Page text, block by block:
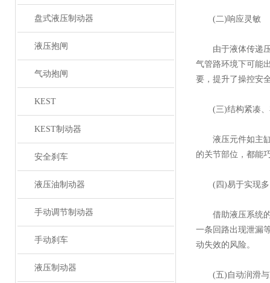
盘式液压制动器
液压抱闸
气动抱闸
KEST
KEST制动器
安全刹车
液压油制动器
手动调节制动器
手动刹车
液压制动器
(二)响应灵敏
由于液体传递压
气管路环境下可能
要，提升了操控安
(三)结构紧凑、
液压元件如主缸
的关节部位，都能
(四)易于实现多
借助液压系统的
一条回路出现泄漏
动失效的风险。
(五)自动润滑与